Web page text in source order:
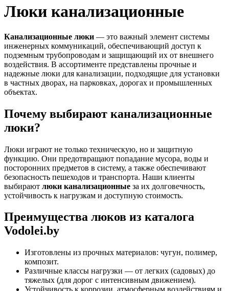
Люки канализационные
Канализационные люки — это важный элемент системы
инженерных коммуникаций, обеспечивающий доступ к
подземным трубопроводам и защищающий их от внешнего
воздействия. В ассортименте представлены прочные и
надежные люки для канализации, подходящие для установки
в частных дворах, на парковках, дорогах и промышленных
объектах.
Почему выбирают канализационные
люки?
Люки играют не только техническую, но и защитную
функцию. Они предотвращают попадание мусора, воды и
посторонних предметов в систему, а также обеспечивают
безопасность пешеходов и транспорта. Наши клиенты
выбирают люки канализационные за их долговечность,
устойчивость к нагрузкам и доступную стоимость.
Преимущества люков из каталога
Vodolei.by
Изготовлены из прочных материалов: чугун, полимер,
композит.
Различные классы нагрузки — от легких (садовых) до
тяжелых (для дорог с интенсивным движением).